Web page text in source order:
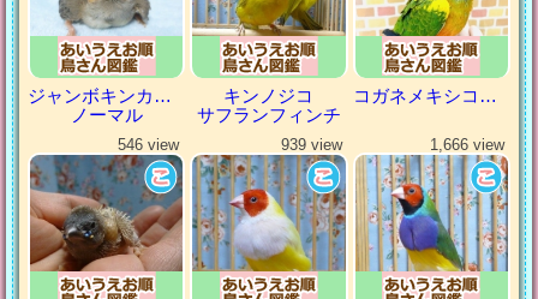
ジャンボキンカチョウ
ノーマル
キンノジコ
サフランフィンチ
コガネメキシコインコ
546 view 939 view 1,666 view